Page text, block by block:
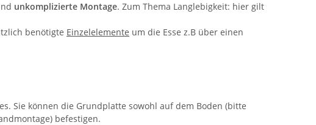
unkomplizierte Montage. Zum Thema Langlebigkeit: hier gilt
benötigte Einzelelemente um die Esse z.B über einen
Sie können die Grundplatte sowohl auf dem Boden (bitte
befestigen.